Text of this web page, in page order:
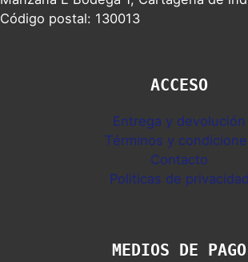
Código postal: 130013
ACCESO
Entrega y devolución
Términos y
Contacto
Politicas de privacidad
MEDIOS DE PAGO